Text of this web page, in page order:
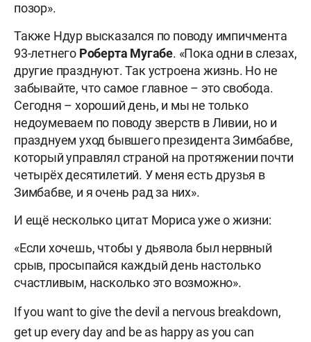
позор».
Также Ндур высказался по поводу импичмента
93-летнего Роберта Мугабе. «Пока одни в слезах,
другие празднуют. Так устроена жизнь. Но не
забывайте, что самое главное – это свобода.
Сегодня – хороший день, и мы не только
недоумеваем по поводу зверств в Ливии, но и
празднуем уход бывшего президента Зимбабве,
который управлял страной на протяжении почти
четырёх десятилетий. У меня есть друзья в
Зимбабве, и я очень рад за них».
И ещё несколько цитат Мориса уже о жизни:
«Если хочешь, чтобы у дьявола был нервный
срыв, просыпайся каждый день настолько
счастливым, насколько это возможно».
If you want to give the devil a nervous breakdown,
get up every day and be as happy as you can